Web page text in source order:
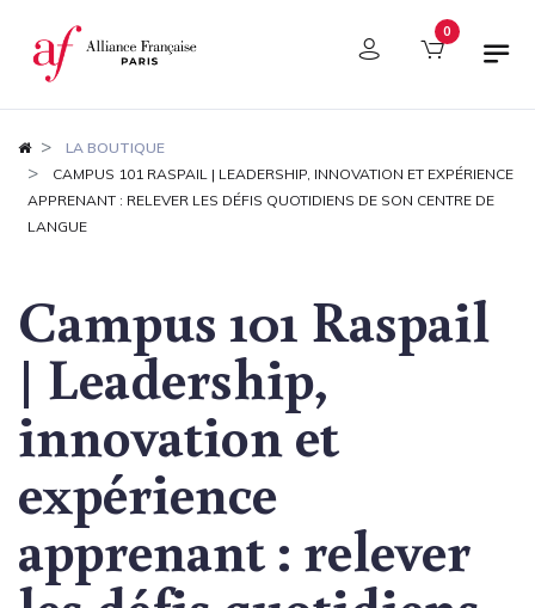
Panneau de gestion des cookies 0
LA BOUTIQUE
CAMPUS 101 RASPAIL | LEADERSHIP, INNOVATION ET EXPÉRIENCE
APPRENANT : RELEVER LES DÉFIS QUOTIDIENS DE SON CENTRE DE
LANGUE
Campus 101 Raspail
| Leadership,
innovation et
expérience
apprenant : relever